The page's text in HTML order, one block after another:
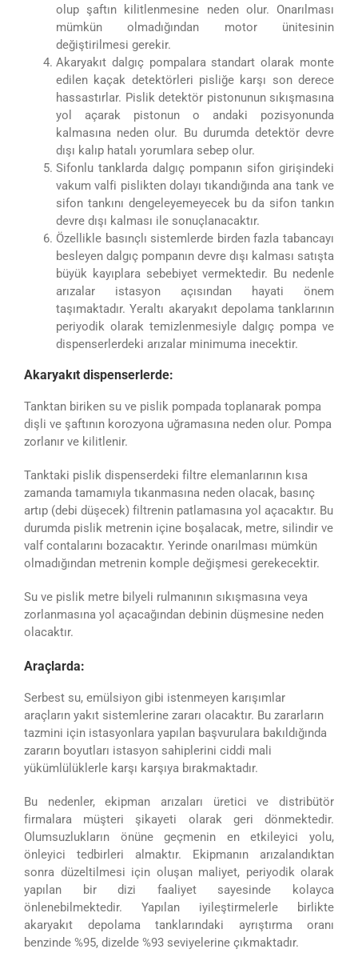
olup şaftın kilitlenmesine neden olur. Onarılması
mümkün olmadığından motor ünitesinin
değiştirilmesi gerekir.
Akaryakıt dalgıç pompalara standart olarak monte
edilen kaçak detektörleri pisliğe karşı son derece
hassastırlar. Pislik detektör pistonunun sıkışmasına
yol açarak pistonun o andaki pozisyonunda
kalmasına neden olur. Bu durumda detektör devre
dışı kalıp hatalı yorumlara sebep olur.
Sifonlu tanklarda dalgıç pompanın sifon girişindeki
vakum valfi pislikten dolayı tıkandığında ana tank ve
sifon tankını dengeleyemeyecek bu da sifon tankın
devre dışı kalması ile sonuçlanacaktır.
Özellikle basınçlı sistemlerde birden fazla tabancayı
besleyen dalgıç pompanın devre dışı kalması satışta
büyük kayıplara sebebiyet vermektedir. Bu nedenle
arızalar istasyon açısından hayati önem
taşımaktadır. Yeraltı akaryakıt depolama tanklarının
periyodik olarak temizlenmesiyle dalgıç pompa ve
dispenserlerdeki arızalar minimuma inecektir.
Akaryakıt dispenserlerde:
Tanktan biriken su ve pislik pompada toplanarak pompa
dişli ve şaftının korozyona uğramasına neden olur. Pompa
zorlanır ve kilitlenir.
Tanktaki pislik dispenserdeki filtre elemanlarının kısa
zamanda tamamıyla tıkanmasına neden olacak, basınç
artıp (debi düşecek) filtrenin patlamasına yol açacaktır. Bu
durumda pislik metrenin içine boşalacak, metre, silindir ve
valf contalarını bozacaktır. Yerinde onarılması mümkün
olmadığından metrenin komple değişmesi gerekecektir.
Su ve pislik metre bilyeli rulmanının sıkışmasına veya
zorlanmasına yol açacağından debinin düşmesine neden
olacaktır.
Araçlarda:
Serbest su, emülsiyon gibi istenmeyen karışımlar
araçların yakıt sistemlerine zararı olacaktır. Bu zararların
tazmini için istasyonlara yapılan başvurulara bakıldığında
zararın boyutları istasyon sahiplerini ciddi mali
yükümlülüklerle karşı karşıya bırakmaktadır.
Bu nedenler, ekipman arızaları üretici ve distribütör
firmalara müşteri şikayeti olarak geri dönmektedir.
Olumsuzlukların önüne geçmenin en etkileyici yolu,
önleyici tedbirleri almaktır. Ekipmanın arızalandıktan
sonra düzeltilmesi için oluşan maliyet, periyodik olarak
yapılan bir dizi faaliyet sayesinde kolayca
önlenebilmektedir. Yapılan iyileştirmelerle birlikte
akaryakıt depolama tanklarındaki ayrıştırma oranı
benzinde %95, dizelde %93 seviyelerine çıkmaktadır.